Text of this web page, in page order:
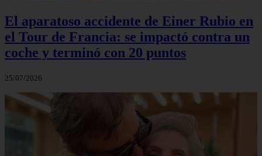
El aparatoso accidente de Einer Rubio en
el Tour de Francia: se impactó contra un
coche y terminó con 20 puntos
25/07/2026